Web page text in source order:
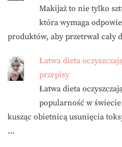
Makijaż to nie tylko
która wymaga
produktów, aby przetrwał
Łatwa dieta
przepisy
Łatwa dieta
popularność w
kusząc obietnicą usunięcia
…